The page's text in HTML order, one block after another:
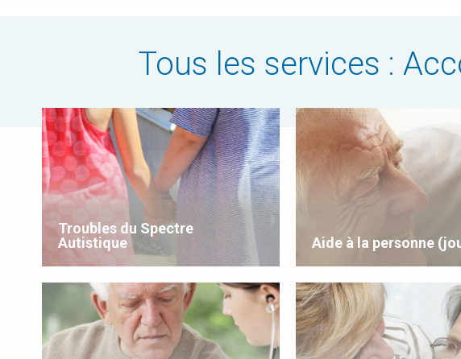
Tous les services :
Troubles du Spectre
Autistique
Aide à la personne